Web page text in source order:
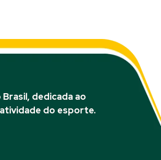
dedicada ao
do esporte.